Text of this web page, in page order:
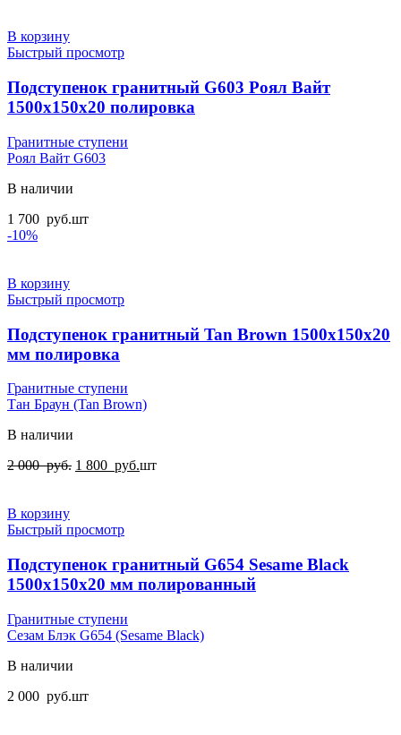
В корзину
Быстрый просмотр
Подступенок гранитный G603 Роял Вайт
1500x150x20 полировка
Гранитные ступени
Роял Вайт G603
В наличии
1 700 руб.шт
-10%
В корзину
Быстрый просмотр
Подступенок гранитный Tan Brown 1500x150x20
мм полировка
Гранитные ступени
Тан Браун (Tan Brown)
В наличии
2 000руб. 1 800 руб.шт
В корзину
Быстрый просмотр
Подступенок гранитный G654 Sesame Black
1500x150x20 мм полированный
Гранитные ступени
Сезам Блэк G654 (Sesame Black)
В наличии
2 000 руб.шт